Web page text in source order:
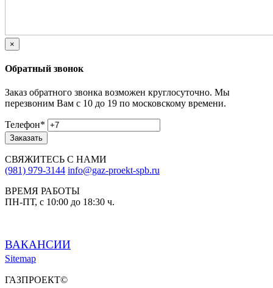
×
Обратный звонок
Заказ обратного звонка возможен круглосуточно. Мы
перезвоним Вам с 10 до 19 по московскому времени.
Телефон*
Заказать
СВЯЖИТЕСЬ С НАМИ
(981) 979-3144 info@gaz-proekt-spb.ru
ВРЕМЯ РАБОТЫ
ПН-ПТ, с 10:00 до 18:30 ч.
ВАКАНСИИ
Sitemap
ГАЗПРОЕКТ©